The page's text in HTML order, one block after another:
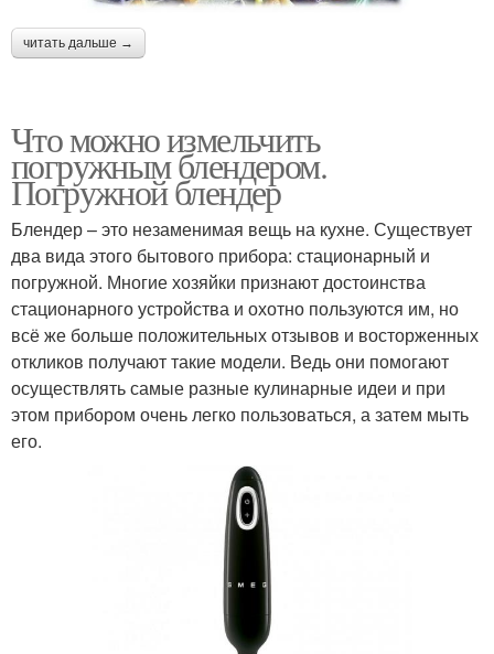
читать дальше →
Что можно измельчить
погружным блендером.
Погружной блендер
Блендер – это незаменимая вещь на кухне. Существует
два вида этого бытового прибора: стационарный и
погружной. Многие хозяйки признают достоинства
стационарного устройства и охотно пользуются им, но
всё же больше положительных отзывов и восторженных
откликов получают такие модели. Ведь они помогают
осуществлять самые разные кулинарные идеи и при
этом прибором очень легко пользоваться, а затем мыть
его.